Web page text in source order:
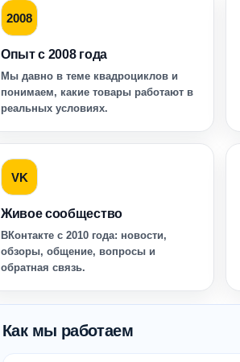
2008
Опыт с 2008 года
Мы давно в теме квадроциклов и
понимаем, какие товары работают в
реальных условиях.
VK
Живое сообщество
ВКонтакте с 2010 года: новости,
обзоры, общение, вопросы и
обратная связь.
Как мы работаем